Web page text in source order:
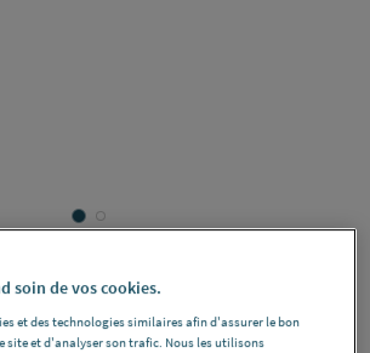
REF : 286RS
soin de vos cookies.
et des technologies similaires afin d'assurer le bon
site et d'analyser son trafic. Nous les utilisons